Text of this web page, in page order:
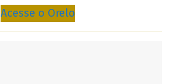
Acesse o Orelo